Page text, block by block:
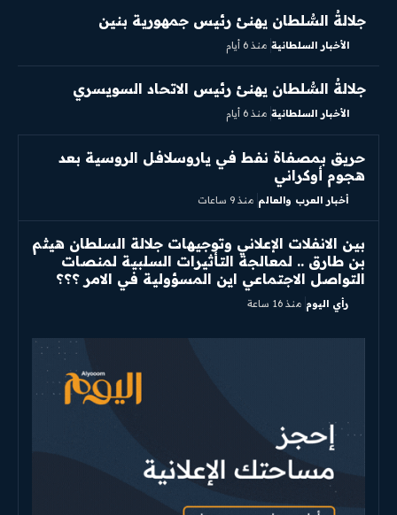
جلالةُ السُّلطان يهنئ رئيس جمهورية بنين
الأخبار السلطانية منذ 6 أيام
جلالةُ السُّلطان يهنئ رئيس الاتحاد السويسري
الأخبار السلطانية منذ 6 أيام
حريق بمصفاة نفط في ياروسلافل الروسية بعد
هجوم أوكراني
أخبار العرب والعالم منذ 9 ساعات
بين الانفلات الإعلاني وتوجيهات جلالة السلطان هيثم
بن طارق .. لمعالجة التأثيرات السلبية لمنصات
التواصل الاجتماعي اين المسؤولية في الامر ؟؟؟
رأي اليوم منذ 16 ساعة